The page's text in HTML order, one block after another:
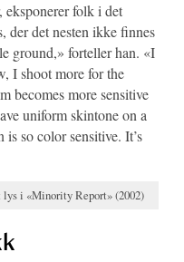
eksponerer folk i det
der det nesten ikke finnes
ground,» forteller han. «I
I shoot more for the
becomes more sensitive
uniform skintone on a
so color sensitive. It’s
lys i «Minority Report» (2002)